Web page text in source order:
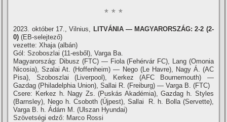
* * *
2023. október 17., Vilnius, LITVÁNIA — MAGYARORSZÁG: 2-2 (2-
0) (EB-selejtező)
vezette: Xhaja (albán)
Gól: Szoboszlai (11-esből), Varga Ba.
Magyarország: Dibusz (FTC) — Fiola (Fehérvár FC), Lang (Omonia
Nicosia), Szalai At. (Hoffenheim) — Nego (Le Havre), Nagy Á. (AC
Pisa), Szoboszlai (Liverpool), Kerkez (AFC Bournemouth) —
Gazdag (Philadelphia Union), Sallai R. (Freiburg) — Varga B. (FTC)
Csere: Kerkez h. Nagy Zs. (Puskás Akadémia), Gazdag h. Styles
(Barnsley), Nego h. Csoboth (Újpest), Sallai R. h. Bolla (Servette),
Varga B. h. Ádám M. (Ulszan Hyundai)
Szövetségi edző: Marco Rossi